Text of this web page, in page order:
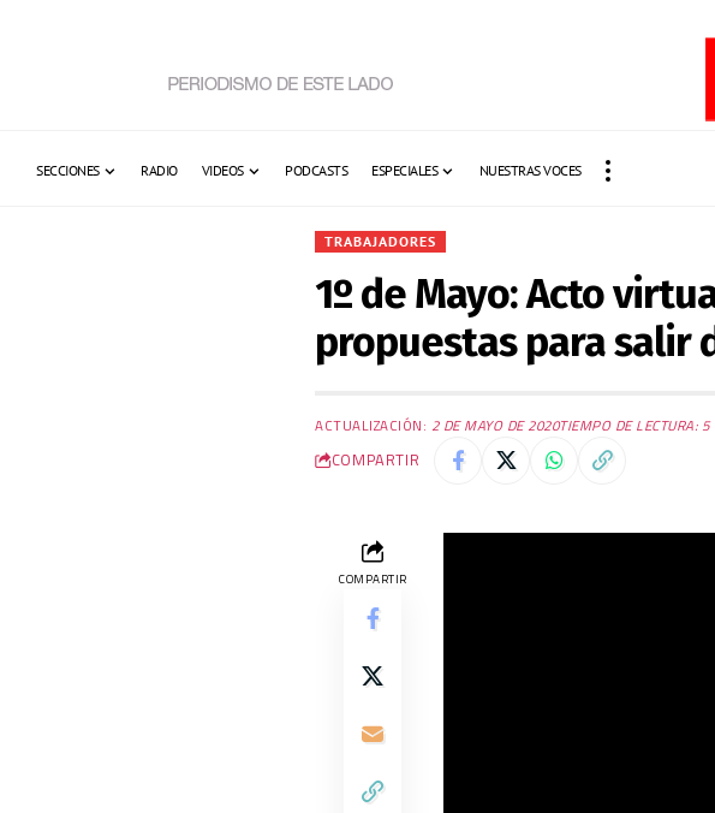
SECCIONES RADIO VIDEOS PODCASTS ESPECIALES NUESTRAS VOCES
TRABAJADORES
1º de Mayo: Acto
propuestas para salir
ACTUALIZACIÓN: 2 DE MAYO DE 2020TIEMPO DE LECTURA: 5
COMPARTIR
COMPARTIR